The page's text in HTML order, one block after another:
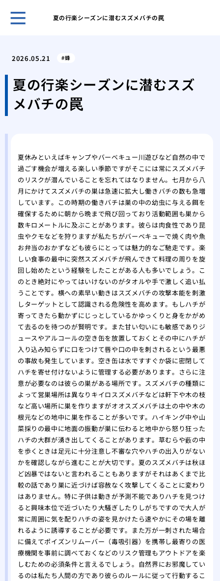
夏の行楽シーズンに潜むスズメバチの罠
バ
安
自
き
あ
の
2026.05.21 蜂
夏の行楽シーズンに潜むスズ
メバチの罠
夏休みといえばキャンプやバーベキュー川遊びなど自然の中で
過ごす機会が増える楽しい季節ですがそこには常にスズメバチ
のリスクが潜んでいることを忘れてはなりません。七月から八
月にかけてスズメバチの巣は急速に拡大し働きバチの数も急増
しています。この時期の働きバチは巣の中の幼虫に与える餌を
確保するために朝から晩まで飛び回っており活動範囲も巣から
数キロメートルに及ぶことがあります。彼らは肉食性であり昆
虫やクモなどを狩りますが私たちがバーベキューで焼く肉や魚
お弁当のおかずなども彼らにとっては魅力的なご馳走です。楽
しい食事の最中に突然スズメバチが飛んできて料理の周りを旋
回し始めたという経験をしたことがある人も多いでしょう。こ
のとき絶対にやってはいけないのがタオルや手で激しく追い払
うことです。横への素早い動きはスズメバチの攻撃本能を刺激
しターゲットとして認識される危険性を高めます。もしハチが
寄ってきたら動かずにじっとしているかゆっくりと身をかがめ
て去るのを待つのが賢明です。また甘い匂いにも敏感でありジ
ュースやアルコールの空き缶を放置しておくとその中にハチが
入り込み知らずに口をつけて唇や口の中を刺されるという最悪
の事故も発生しています。空き缶は水ですすぐか袋に密閉して
ハチを寄せ付けないように管理する必要があります。さらに注
意が必要なのは彼らの巣がある場所です。スズメバチの種類に
よって営巣場所は異なりキイロスズメバチなどは軒下や木の枝
など高い場所に巣を作りますがオオスズメバチは土の中や木の
根元などの地中に巣を作ることが多いです。ハイキング中や山
菜採りの最中に地面の振動が巣に伝わると地中から怒り狂った
ハチの大群が湧き出してくることがあります。草むらや藪の中
を歩くときは足元に十分注意し不審な穴やハチの出入りがない
かを確認しながら進むことが大切です。夏のスズメバチは秋ほ
ど凶暴ではないと言われることもありますがそれはあくまで比
較の話であり巣に近づけば容赦なく攻撃してくることに変わり
はありません。特に子供は動きが予測不能でありハチを見つけ
ると興味本位で近づいたり大騒ぎしたりしがちですので大人が
常に周囲に気を配りハチの姿を見かけたら速やかにその場を離
れるように誘導することが必要です。また万が一刺された場合
に備えてポイズンリムーバー（毒吸引器）を携帯し最寄りの医
療機関を事前に調べておくなどのリスク管理もアウトドアを楽
しむための必須条件と言えるでしょう。自然界にお邪魔してい
るのは私たち人間の方であり彼らのルールに従って行動するこ